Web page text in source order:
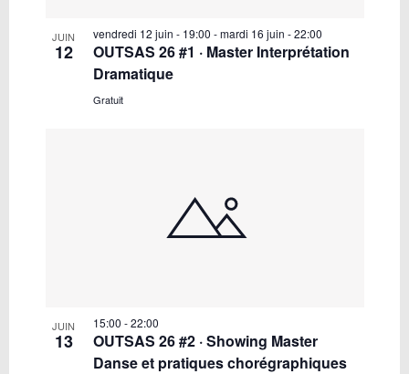
JUIN
12
vendredi 12 juin - 19:00 -mardi 16 juin - 22:00
OUTSAS 26 #1 · Master Interprétation
Dramatique
Gratuit
JUIN
13
15:00 -22:00
OUTSAS 26 #2 · Showing Master
Danse et pratiques chorégraphiques